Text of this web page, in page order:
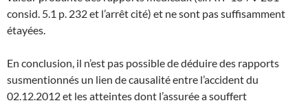
consid. 5.1 p. 232 et l’arrêt cité) et ne sont pas suffisamment
étayées.
En conclusion, il n’est pas possible de déduire des rapports
susmentionnés un lien de causalité entre l’accident du
02.12.2012 et les atteintes dont l’assurée a souffert